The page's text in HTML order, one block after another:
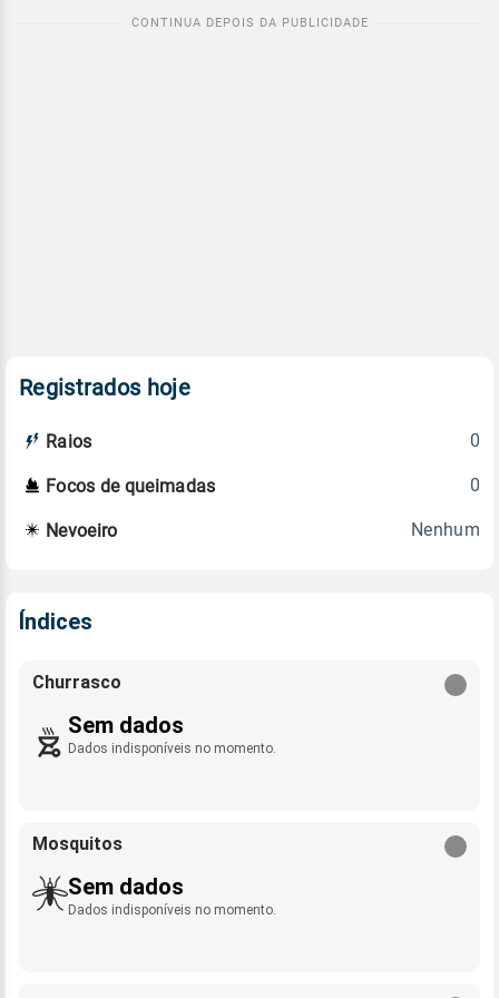
Registrados hoje
Raios 0
Focos de queimadas 0
Nevoeiro Nenhum
Índices
Churrasco
Sem dados
Dados indisponíveis no momento.
Mosquitos
Sem dados
Dados indisponíveis no momento.